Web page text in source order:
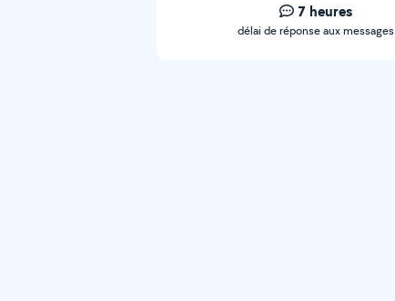
7 heures
délai de réponse aux messages